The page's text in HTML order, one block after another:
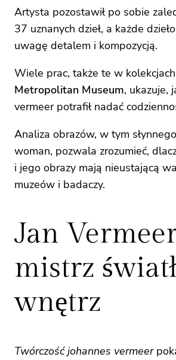
Artysta pozostawił po sobie
37 uznanych dzieł, a każde
uwagę detalem i kompozycją.
Wiele prac, także te w
Metropolitan Museum, ukazuje,
vermeer potrafił nadać
Analiza obrazów, w tym
woman, pozwala zrozumieć,
i jego obrazy mają nieustającą
muzeów i badaczy.
Jan
mistrz
wnętrz
Twórczość johannes vermeer